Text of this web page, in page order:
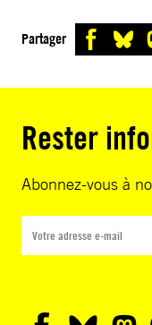
Partager
Rester
Abonnez-vous à